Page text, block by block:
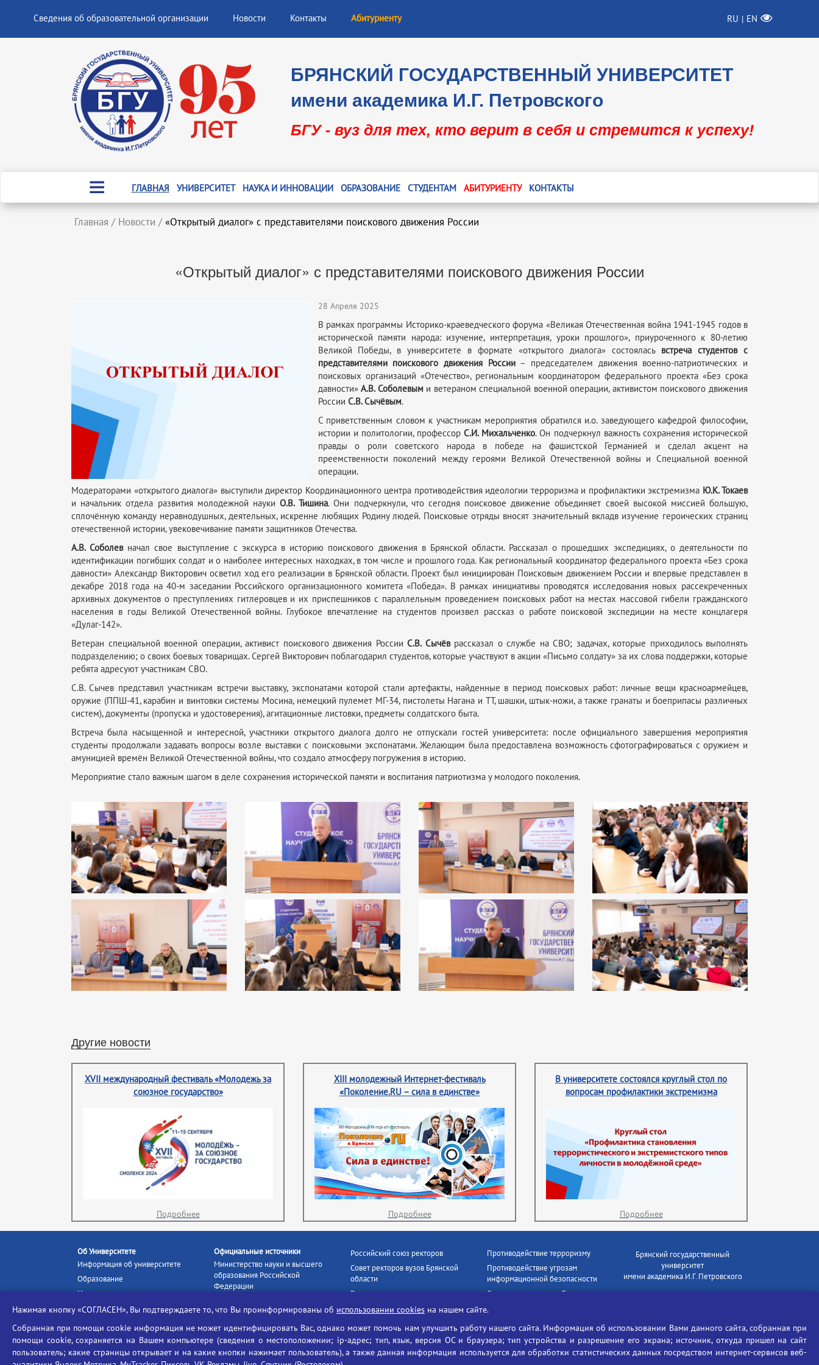
Сведения об образовательной организации Новости Контакты Абитуриенту RU | EN
БРЯНСКИЙ ГОСУДАРСТВЕННЫЙ УНИВЕРСИТЕТ
имени академика И.Г. Петровского
БГУ - вуз для тех, кто верит в себя и стремится к успеху!
ГЛАВНАЯ УНИВЕРСИТЕТ НАУКА И ИННОВАЦИИ ОБРАЗОВАНИЕ СТУДЕНТАМ АБИТУРИЕНТУ КОНТАКТЫ
Главная / Новости / «Открытый диалог» с представителями поискового движения России
«Открытый диалог» с представителями поискового движения России
28 Апреля 2025
В рамках программы Историко-краеведческого форума «Великая Отечественная война 1941-1945 годов в
исторической памяти народа: изучение, интерпретация, уроки прошлого», приуроченного к 80-летию
Великой Победы, в университете в формате «открытого диалога» состоялась встреча студентов с
представителями поискового движения России– председателем движения военно-патриотических и
поисковых организаций «Отечество», региональным координатором федерального проекта «Без срока
давности»А.В. Соболевыми ветераном специальной военной операции, активистом поискового движения
России С.В. Сычёвым.
С приветственным словом к участникам мероприятия обратился и.о. заведующего кафедрой философии,
истории и политологии, профессорС.И. Михальченко. Он подчеркнул важность сохранения исторической
правды о роли советского народа в победе на фашистской Германией и сделал акцент на
преемственности поколений между героями Великой Отечественной войны и Специальной военной
операции.
Модераторами «открытого диалога» выступили директор Координационного центра противодействия идеологии терроризма и профилактики экстремизма Ю.К. Токаев
и начальник отдела развития молодежной науки О.В. Тишина. Они подчеркнули, что сегодня поисковое движение объединяет своей высокой миссией большую,
сплочённую команду неравнодушных, деятельных, искренне любящих Родину людей. Поисковые отряды вносят значительный вкладв изучение героических страниц
отечественной истории, увековечивание памяти защитников Отечества.
А.В. Соболев начал свое выступление с экскурса в историю поискового движения в Брянской области. Рассказал о прошедших экспедициях, о деятельности по
идентификации погибших солдат и о наиболее интересных находках, в том числе и прошлого года. Как региональный координатор федерального проекта «Без срока
давности» Александр Викторович осветил ход его реализации в Брянской области. Проект был инициирован Поисковым движением России и впервые представлен в
декабре 2018 года на 40-м заседании Российского организационного комитета «Победа». В рамках инициативы проводятся исследования новых рассекреченных
архивных документов о преступлениях гитлеровцев и их приспешников с параллельным проведением поисковых работ на местах массовой гибели гражданского
населения в годы Великой Отечественной войны. Глубокое впечатление на студентов произвел рассказ о работе поисковой экспедиции на месте концлагеря
«Дулаг-142».
Ветеран специальной военной операции, активист поискового движения России С.В. Сычёврассказал о службе на СВО; задачах, которые приходилось выполнять
подразделению; о своих боевых товарищах. Сергей Викторович поблагодарил студентов, которые участвуют в акции «Письмо солдату» за их слова поддержки, которые
ребята адресуют участникам СВО.
С.В. Сычев представил участникам встречи выставку, экспонатами которой стали артефакты, найденные в период поисковых работ: личные вещи красноармейцев,
оружие (ППШ-41, карабин и винтовки системы Мосина, немецкий пулемет МГ-34, пистолеты Нагана и ТТ, шашки, штык-ножи, а также гранаты и боеприпасы различных
систем), документы (пропуска и удостоверения), агитационные листовки, предметы солдатского быта.
Встреча была насыщенной и интересной, участники открытого диалога долго не отпускали гостей университета: после официального завершения мероприятия
студенты продолжали задавать вопросы возле выставки с поисковыми экспонатами. Желающим была предоставлена возможность сфотографироваться с оружием и
амуницией времён Великой Отечественной войны, что создало атмосферу погружения в историю.
Мероприятие стало важным шагом в деле сохранения исторической памяти и воспитания патриотизма у молодого поколения.
Другие новости
XVII международный фестиваль «Молодежь за
союзное государство»
Подробнее
XIII молодежный Интернет-фестиваль
«Поколение.RU – сила в единстве»
Подробнее
В университете состоялся круглый стол по
вопросам профилактики экстремизма
Подробнее
Об Университете
Информация об университете
Образование
Наука и инновации
Абитуриенту
Ассоциация выпускников
Центр тестирования
Официальные источники
Министерство науки и высшего
образования Российской
Федерации
Портал «Российское
образование»
Единое окно информационных
ресурсов
Российский союз ректоров
Совет ректоров вузов Брянской
области
Росстудцентр
Наши партнёры
Портал «Русский язык»
Учительская газета
Противодействие терроризму
Противодействие угрозам
информационной безопасности
Социальные ролики - Генеральная
БГУ против наркотиков
Брянский государственный
университет
имени академика И.Г. Петровского
Телефон: +7(4832)58-90-85
Нажимая кнопку «СОГЛАСЕН», Вы подтверждаете то, что Вы проинформированы об использовании cookies на нашем сайте.
Собранная при помощи cookie информация не может идентифицировать Вас, однако может помочь нам улучшить работу нашего сайта. Информация об использовании Вами данного сайта, собранная при
помощи cookie, сохраняется на Вашем компьютере (сведения о местоположении; ip-адрес; тип, язык, версия ОС и браузера; тип устройства и разрешение его экрана; источник, откуда пришел на сайт
пользователь; какие страницы открывает и на какие кнопки нажимает пользователь), а также данная информация используется для обработки статистических данных посредством интернет-сервисов веб-